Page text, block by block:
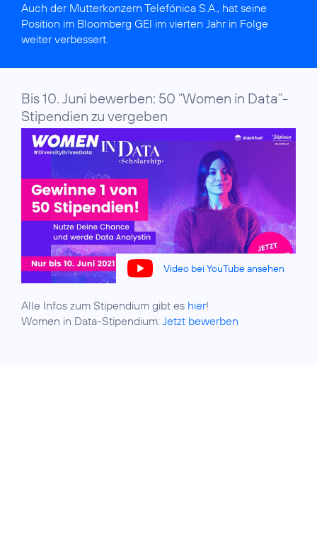
Auch der Mutterkonzern Telefónica S.A., hat seine
Position im Bloomberg GEI im vierten Jahr in Folge
weiter verbessert.
Bis 10. Juni bewerben: 50 “Women in Data”-
Stipendien zu vergeben
Video bei YouTube ansehen
Alle Infos zum Stipendium gibt es hier!
Women in Data-Stipendium: Jetzt bewerben